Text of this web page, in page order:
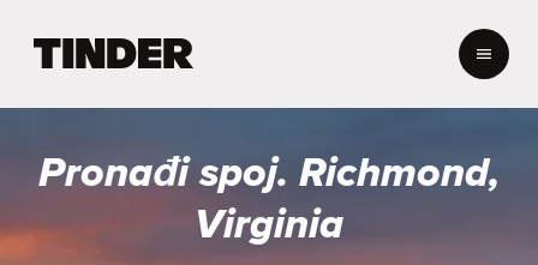
r
a
Pronađi spoj. Richmond,
Virginia